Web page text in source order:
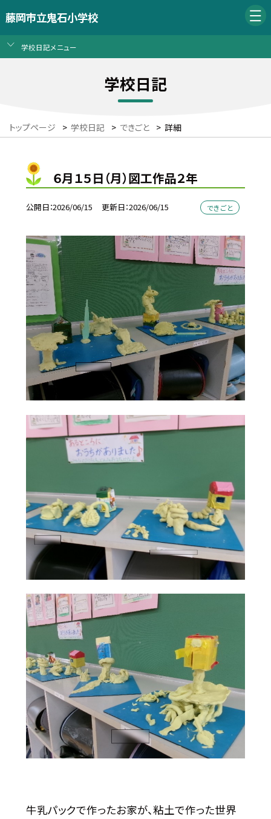
藤岡市立鬼石小学校
学校日記メニュー
学校日記
トップページ > 学校日記 > できごと > 詳細
６月１５日（月）図工作品２年
公開日 2026/06/15 更新日 2026/06/15 できごと
牛乳パックで作ったお家が、粘土で作った世界